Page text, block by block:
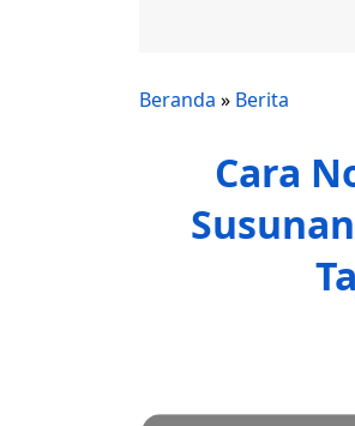
Beranda » Berita
Cara